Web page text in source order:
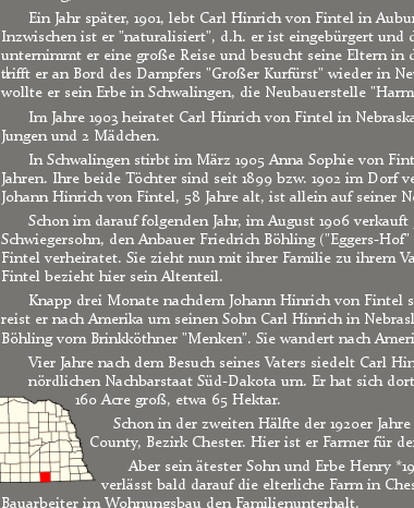
Ein Jahr später, 1901, lebt Carl Hinrich von Fintel in
Inzwischen ist er "naturalisiert", d.h. er ist eingebürgert und
unternimmt er eine große Reise und besucht seine Eltern in
trifft er an Bord des Dampfers "Großer Kurfürst" wieder in
wollte er sein Erbe in Schwalingen, die Neubauerstelle
Im Jahre 1903 heiratet Carl Hinrich von Fintel in
Jungen und 2 Mädchen.
In Schwalingen stirbt im März 1905 Anna Sophie von
Jahren. Ihre beide Töchter sind seit 1899 bzw. 1902 im
Johann Hinrich von Fintel, 58 Jahre alt, ist allein auf seiner
Schon im darauf folgenden Jahr, im August 1906
Schwiegersohn, den Anbauer Friedrich Böhling ("Eggers-
Fintel verheiratet. Sie zieht nun mit ihrer Familie zu ihrem
Fintel bezieht hier sein Altenteil.
Knapp drei Monate nachdem Johann Hinrich von Fintel
reist er nach Amerika um seinen Sohn Carl Hinrich in
Böhling vom Brinkköthner "Menken". Sie wandert nach
Vier Jahre nach dem Besuch seines Vaters siedelt Carl
nördlichen Nachbarstaat Süd-Dakota um. Er hat sich
160 Acre groß, etwa 65 Hektar.
Schon in der zweiten Hälfte der 1920er
County, Bezirk Chester. Hier ist er Farmer für
Aber sein ätester Sohn und Erbe Henry
verlässt bald darauf die elterliche Farm in
Bauarbeiter im Wohnungsbau den Familienunterhalt.
J